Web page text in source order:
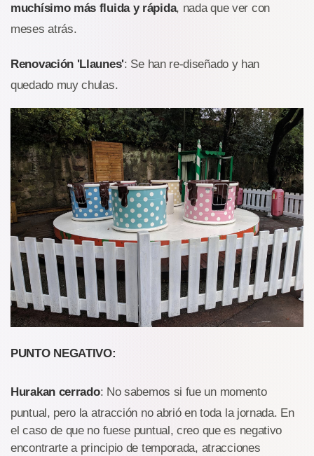
muchísimo más fluida y rápida, nada que ver con
meses atrás.
Renovación 'Llaunes': Se han re-diseñado y han
quedado muy chulas.
PUNTO NEGATIVO:
Hurakan cerrado: No sabemos si fue un momento
puntual, pero la atracción no abrió en toda la jornada. En
el caso de que no fuese puntual, creo que es negativo
encontrarte a principio de temporada, atracciones